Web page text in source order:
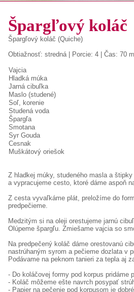
Špargľový koláč
Špargľový koláč (Quiche)
Obtiažnosť: stredná | Porcie: 4 | Čas: 70
Vajcia
Hladká múka
Jarná cibuľka
Maslo (studené)
Soľ, korenie
Studená voda
Špargľa
Smotana
Syr Gouda
Cesnak
Muškátový oriešok
Z hladkej múky, studeného masla a
a vypracujeme cesto, ktoré dáme aspoň
Z cesta vyvaľkáme plát, preložíme do
predpečieme.
Medzitým si na oleji orestujeme jarnú
Olúpeme špargľu. Zmiešame vajcia so
Na predpečený koláč dáme orestovanú
nastrúhaným syrom a pečieme dozlata v
Podávame na peknom tanieri za tepla aj
- Do koláčovej formy pod korpus pridáme
- Koláč môžeme ešte navrch posypať
- Papier na pečenie pod korpusom je